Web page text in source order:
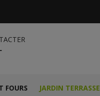
FOURS JARDIN TERRASSE